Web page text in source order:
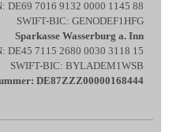
DE69 7016 9132 0000 1145 88
SWIFT-BIC: GENODEF1HFG
Sparkasse Wasserburg a. Inn
DE45 7115 2680 0030 3118 15
SWIFT-BIC: BYLADEM1WSB
DE87ZZZ00000168444